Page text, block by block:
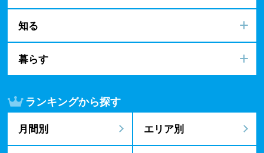
知る
暮らす
ランキングから探す
月間別 エリア別